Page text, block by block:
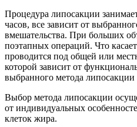
Процедура липосакции
часов, все зависит от
вмешательства. При больших
поэтапных операций. Что
проводится под общей или
которой зависит от
выбранного метода липосакции
Выбор метода липосакции
от индивидуальных
клеток жира.